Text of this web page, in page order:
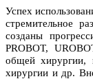
Успех
стремительное
созданы
PROBOT,
общей хирургии,
хирургии и др.